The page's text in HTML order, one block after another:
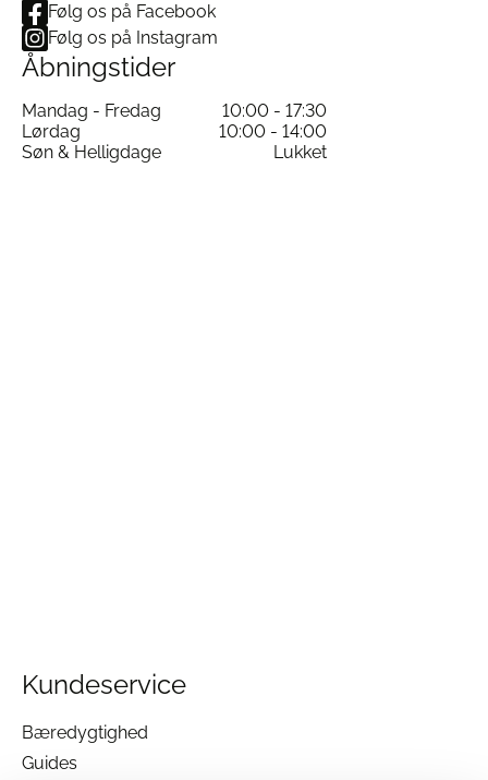
Følg os på Facebook
Følg os på Instagram
Åbningstider
Mandag - Fredag
10:00 - 17:30
Lørdag
10:00 - 14:00
Søn & Helligdage
Lukket
Kundeservice
Bæredygtighed
Guides